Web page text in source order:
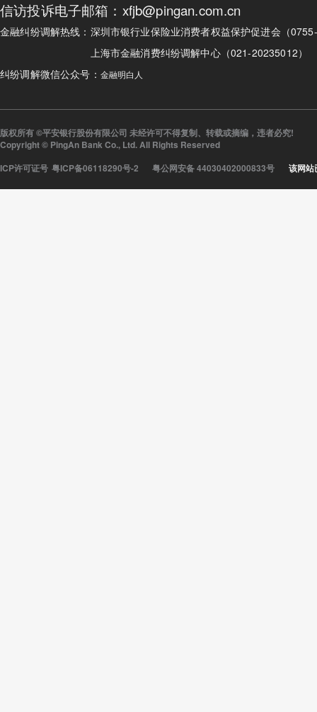
信访投诉电子邮箱：xfjb@pingan.com.cn
金融纠纷调解热线： 深圳市银行业保险业消费者权益保护促进会（
上海市金融消费纠纷调解中心（021-20235012）
纠纷调解微信公众号： 金融明白人
版权所有 ©平安银行股份有限公司 未经许可不得复制、转载或摘编，违者必究!
Copyright © PingAn Bank Co., Ltd. All Rights Reserved
ICP许可证号 粤ICP备06118290号-2 粤公网安备 44030402000833号 该网站